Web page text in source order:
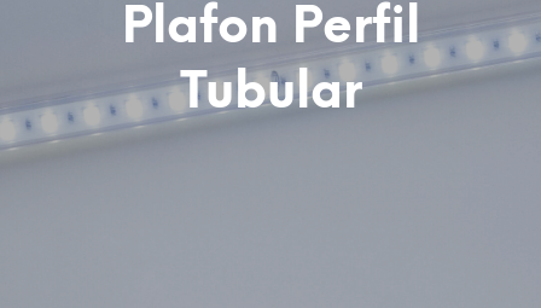
Plafon Perfil
Tubular